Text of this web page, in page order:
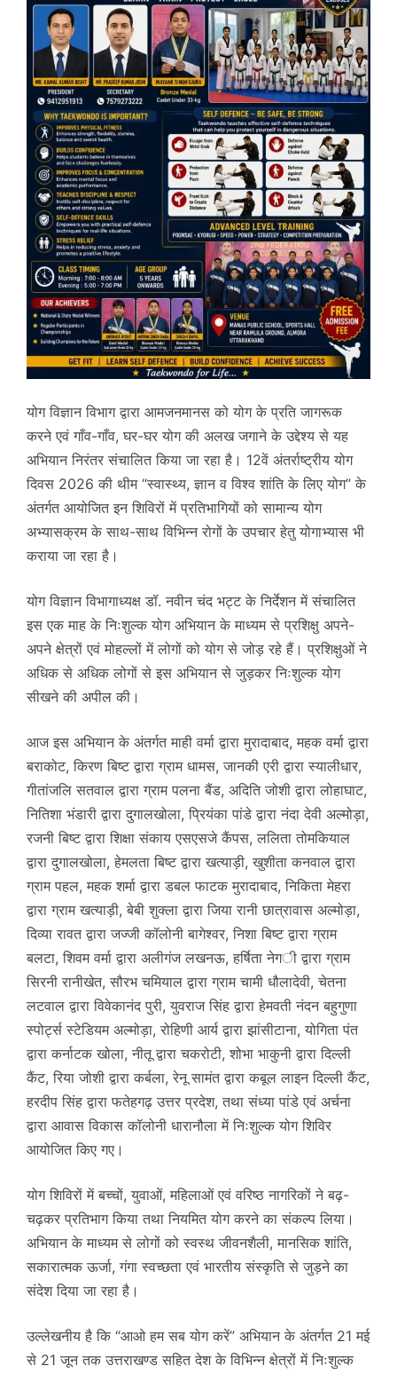
योग विज्ञान विभाग द्वारा आमजनमानस को योग के प्रति जागरूक
करने एवं गाँव-गाँव, घर-घर योग की अलख जगाने के उद्देश्य से यह
अभियान निरंतर संचालित किया जा रहा है। 12वें अंतर्राष्ट्रीय योग
दिवस 2026 की थीम “स्वास्थ्य, ज्ञान व विश्व शांति के लिए योग” के
अंतर्गत आयोजित इन शिविरों में प्रतिभागियों को सामान्य योग
अभ्यासक्रम के साथ-साथ विभिन्न रोगों के उपचार हेतु योगाभ्यास भी
कराया जा रहा है।
योग विज्ञान विभागाध्यक्ष डॉ. नवीन चंद भट्ट के निर्देशन में संचालित
इस एक माह के निःशुल्क योग अभियान के माध्यम से प्रशिक्षु अपने-
अपने क्षेत्रों एवं मोहल्लों में लोगों को योग से जोड़ रहे हैं। प्रशिक्षुओं ने
अधिक से अधिक लोगों से इस अभियान से जुड़कर निःशुल्क योग
सीखने की अपील की।
आज इस अभियान के अंतर्गत माही वर्मा द्वारा मुरादाबाद, महक वर्मा द्वारा
बराकोट, किरण बिष्ट द्वारा ग्राम धामस, जानकी एरी द्वारा स्यालीधार,
गीतांजलि सतवाल द्वारा ग्राम पलना बैंड, अदिति जोशी द्वारा लोहाघाट,
नितिशा भंडारी द्वारा दुगालखोला, प्रियंका पांडे द्वारा नंदा देवी अल्मोड़ा,
रजनी बिष्ट द्वारा शिक्षा संकाय एसएसजे कैंपस, ललिता तोमकियाल
द्वारा दुगालखोला, हेमलता बिष्ट द्वारा खत्याड़ी, खुशीता कनवाल द्वारा
ग्राम पहल, महक शर्मा द्वारा डबल फाटक मुरादाबाद, निकिता मेहरा
द्वारा ग्राम खत्याड़ी, बेबी शुक्ला द्वारा जिया रानी छात्रावास अल्मोड़ा,
दिव्या रावत द्वारा जज्जी कॉलोनी बागेश्वर, निशा बिष्ट द्वारा ग्राम
बलटा, शिवम वर्मा द्वारा अलीगंज लखनऊ, हर्षिता नेगी द्वारा ग्राम
सिरनी रानीखेत, सौरभ चमियाल द्वारा ग्राम चामी धौलादेवी, चेतना
लटवाल द्वारा विवेकानंद पुरी, युवराज सिंह द्वारा हेमवती नंदन बहुगुणा
स्पोर्ट्स स्टेडियम अल्मोड़ा, रोहिणी आर्य द्वारा झांसीटाना, योगिता पंत
द्वारा कर्नाटक खोला, नीतू द्वारा चकरोटी, शोभा भाकुनी द्वारा दिल्ली
कैंट, रिया जोशी द्वारा कर्बला, रेनू सामंत द्वारा कबूल लाइन दिल्ली कैंट,
हरदीप सिंह द्वारा फतेहगढ़ उत्तर प्रदेश, तथा संध्या पांडे एवं अर्चना
द्वारा आवास विकास कॉलोनी धारानौला में निःशुल्क योग शिविर
आयोजित किए गए।
योग शिविरों में बच्चों, युवाओं, महिलाओं एवं वरिष्ठ नागरिकों ने बढ़-
चढ़कर प्रतिभाग किया तथा नियमित योग करने का संकल्प लिया।
अभियान के माध्यम से लोगों को स्वस्थ जीवनशैली, मानसिक शांति,
सकारात्मक ऊर्जा, गंगा स्वच्छता एवं भारतीय संस्कृति से जुड़ने का
संदेश दिया जा रहा है।
उल्लेखनीय है कि “आओ हम सब योग करें” अभियान के अंतर्गत 21 मई
से 21 जून तक उत्तराखण्ड सहित देश के विभिन्न क्षेत्रों में निःशुल्क